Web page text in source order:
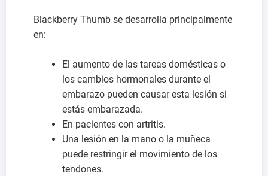
Blackberry Thumb se desarrolla principalmente
en:
El aumento de las tareas domésticas o
los cambios hormonales durante el
embarazo pueden causar esta lesión si
estás embarazada.
En pacientes con artritis.
Una lesión en la mano o la muñeca
puede restringir el movimiento de los
tendones.